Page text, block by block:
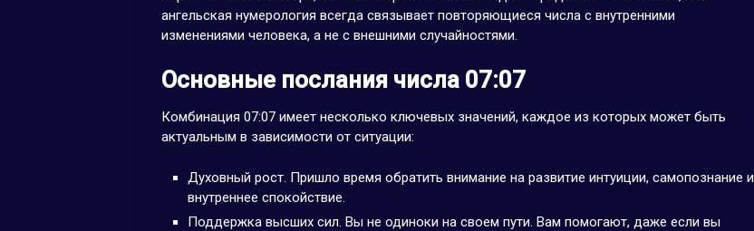
ангельская нумерология всегда связывает повторяющиеся числа с внутренними
изменениями человека, а не с внешними случайностями.
Основные послания числа 07:07
Комбинация 07:07 имеет несколько ключевых значений, каждое из которых может быть
актуальным в зависимости от ситуации:
Духовный рост. Пришло время обратить внимание на развитие интуиции, самопознание и
внутреннее спокойствие.
Поддержка высших сил. Вы не одиноки на своем пути. Вам помогают, даже если вы